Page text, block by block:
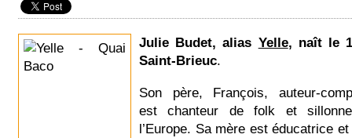
Julie Budet, alias Yelle, naît le
Saint-Brieuc.
Son père, François, auteur-
est chanteur de folk et
l’Europe. Sa mère est éducatrice